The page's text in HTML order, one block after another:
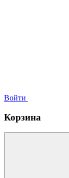
Войти
Корзина